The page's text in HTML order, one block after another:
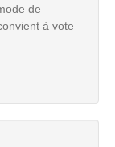
de
à vote